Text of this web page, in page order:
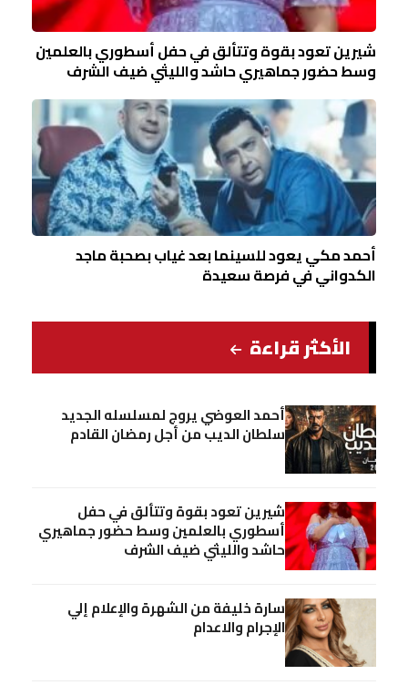
شيرين تعود بقوة وتتألق في حفل أسطوري بالعلمين
وسط حضور جماهيري حاشد والليثي ضيف الشرف
أحمد مكي يعود للسينما بعد غياب بصحبة ماجد
الكدواني في فرصة سعيدة
الأكثر قراءة
أحمد العوضي يروج لمسلسله الجديد
سلطان الديب من أجل رمضان القادم
شيرين تعود بقوة وتتألق في حفل
أسطوري بالعلمين وسط حضور جماهيري
حاشد والليثي ضيف الشرف
سارة خليفة من الشهرة والإعلام إلي
الإجرام والاعدام